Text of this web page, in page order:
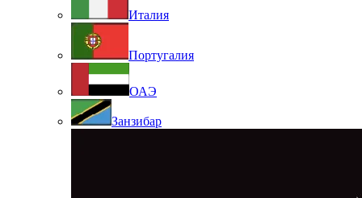
Италия
Португалия
ОАЭ
Занзибар